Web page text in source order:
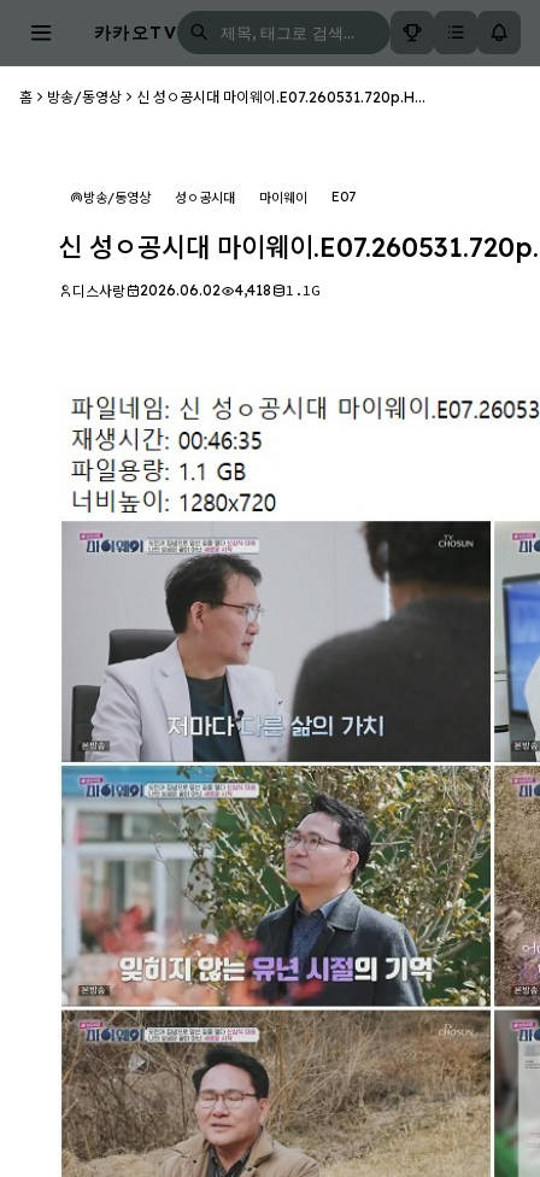
카카오TV
홈 방송/동영상 신 성ㅇ공시대 마이웨이.E07.260531.720p.H...
방송/동영상 성ㅇ공시대 마이웨이 E07
신 성ㅇ공시대 마이웨이
디스사랑 2026.06.02 4,418 1.1G